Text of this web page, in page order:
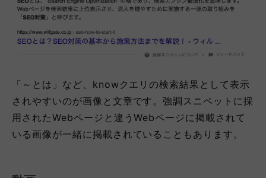
「～とは」など、knowクエリの検索結果として表示
されやすいのが画像と文章です。強調スニペットに採
用されたWebページと違うWebページに掲載されて
いる画像が一緒に掲載されていることもあります。